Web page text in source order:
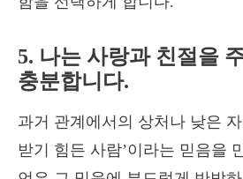
5. 나는 사랑과 친절을
충분합니다.
과거 관계에서의 상처나 낮은
받기 힘든 사람’이라는 믿음을